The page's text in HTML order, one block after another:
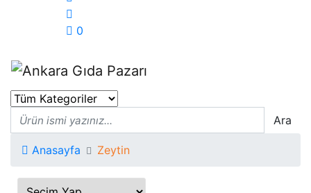
0
Ara
Anasayfa Zeytin